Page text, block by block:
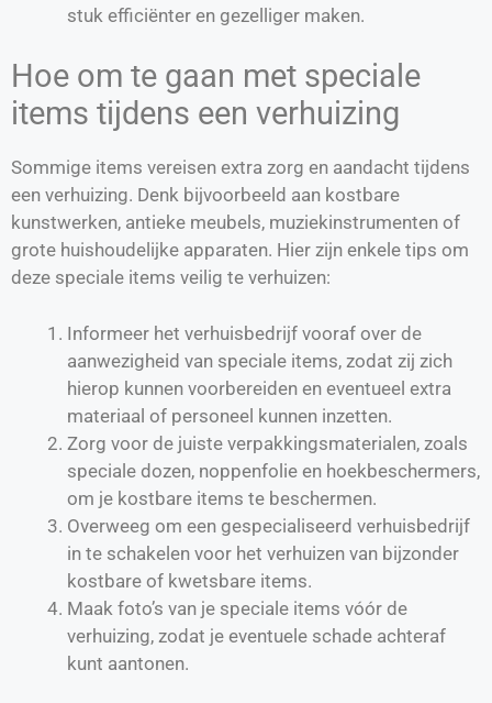
stuk efficiënter en gezelliger maken.
Hoe om te gaan met speciale
items tijdens een verhuizing
Sommige items vereisen extra zorg en aandacht tijdens
een verhuizing. Denk bijvoorbeeld aan kostbare
kunstwerken, antieke meubels, muziekinstrumenten of
grote huishoudelijke apparaten. Hier zijn enkele tips om
deze speciale items veilig te verhuizen:
Informeer het verhuisbedrijf vooraf over de
aanwezigheid van speciale items, zodat zij zich
hierop kunnen voorbereiden en eventueel extra
materiaal of personeel kunnen inzetten.
Zorg voor de juiste verpakkingsmaterialen, zoals
speciale dozen, noppenfolie en hoekbeschermers,
om je kostbare items te beschermen.
Overweeg om een gespecialiseerd verhuisbedrijf
in te schakelen voor het verhuizen van bijzonder
kostbare of kwetsbare items.
Maak foto’s van je speciale items vóór de
verhuizing, zodat je eventuele schade achteraf
kunt aantonen.